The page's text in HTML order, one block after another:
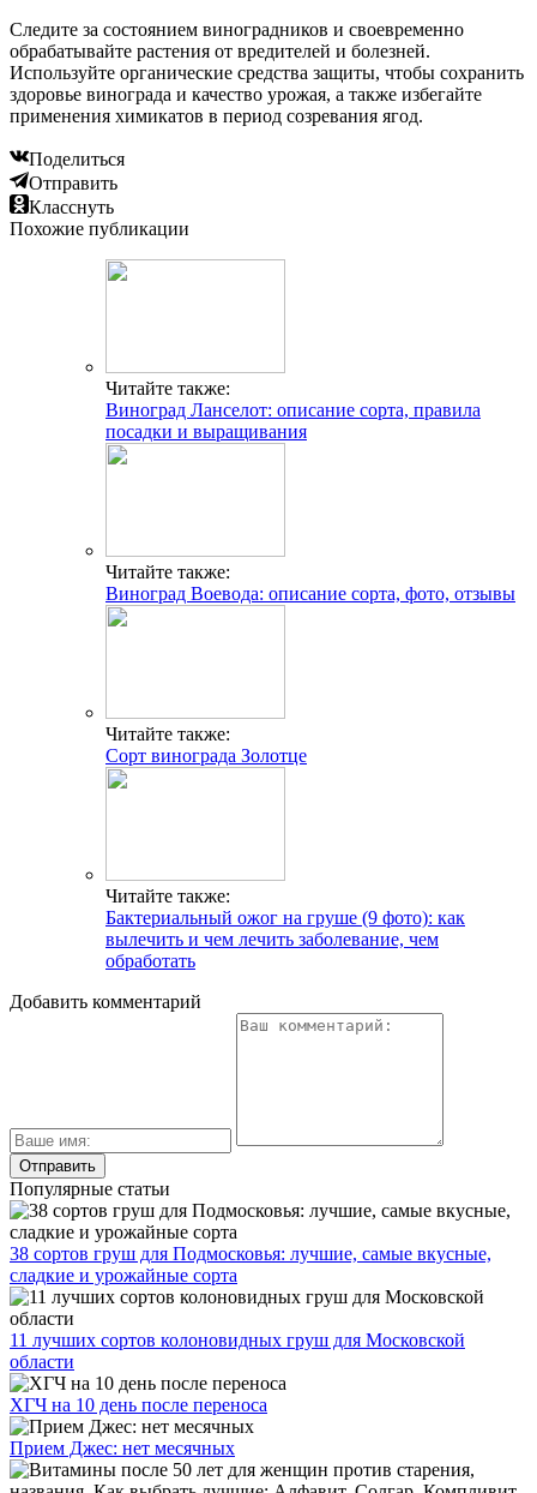
Следите за состоянием виноградников и своевременно
обрабатывайте растения от вредителей и болезней.
Используйте органические средства защиты, чтобы сохранить
здоровье винограда и качество урожая, а также избегайте
применения химикатов в период созревания ягод.
Поделиться
Отправить
Класснуть
Похожие публикации
Читайте также:
Виноград Ланселот: описание сорта, правила
посадки и выращивания
Читайте также:
Виноград Воевода: описание сорта, фото, отзывы
Читайте также:
Сорт винограда Золотце
Читайте также:
Бактериальный ожог на груше (9 фото): как
вылечить и чем лечить заболевание, чем
обработать
Добавить комментарий
Популярные статьи
38 сортов груш для Подмосковья: лучшие, самые вкусные,
сладкие и урожайные сорта
11 лучших сортов колоновидных груш для Московской
области
ХГЧ на 10 день после переноса
Прием Джес: нет месячных